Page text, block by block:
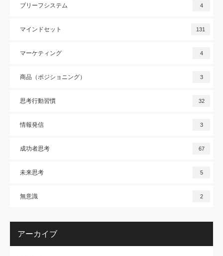
ブリーフシステム 4
マインドセット 131
マーケティング 4
商品（ポジショニング） 3
思考行動習慣 32
情報発信 3
成功者思考 67
未来思考 5
無意識 2
アーカイブ